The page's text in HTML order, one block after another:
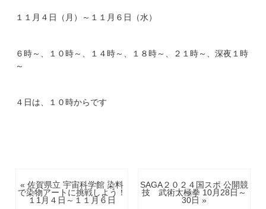
１１月４日（月）～１１月６日（水）
６時～、１０時～、１４時～、１８時～、２１時～、深夜１時
～
４日は、１０時からです
« 佐賀県立 宇宙科学館 染料
で染物アートに挑戦しよう！
１1月４日～１１月６日
SAGA２０２４国スポ 公開競
技 武術太極拳 10月28日～
30日 »